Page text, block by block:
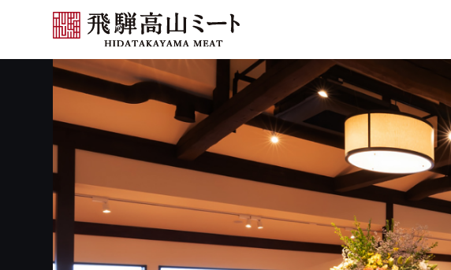
精肉 飛騨牛 精
加工品 飛騨高山PLEASURE
PORK
調味